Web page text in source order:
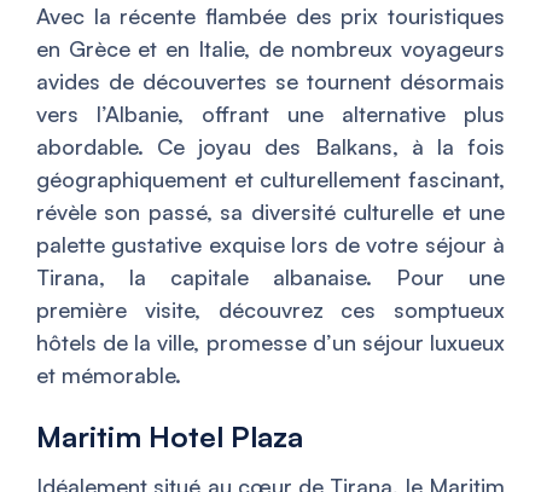
Avec la récente flambée des prix touristiques
en Grèce et en Italie, de nombreux voyageurs
avides de découvertes se tournent désormais
vers l’Albanie, offrant une alternative plus
abordable. Ce joyau des Balkans, à la fois
géographiquement et culturellement fascinant,
révèle son passé, sa diversité culturelle et une
palette gustative exquise lors de votre séjour à
Tirana, la capitale albanaise. Pour une
première visite, découvrez ces somptueux
hôtels de la ville, promesse d’un séjour luxueux
et mémorable.
Maritim Hotel Plaza
Idéalement situé au cœur de Tirana, le Maritim